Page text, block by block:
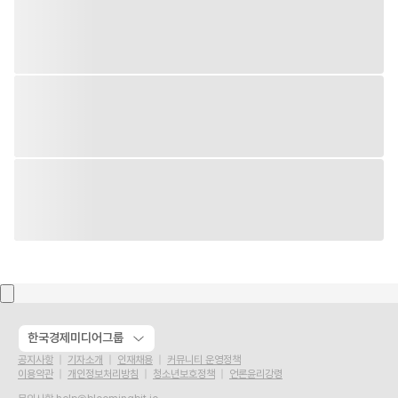
한국경제미디어그룹
공지사항 기자소개 인재채용
커뮤니티 운영정책
이용약관
개인정보처리방침 청소년보호정책
언론윤리강령